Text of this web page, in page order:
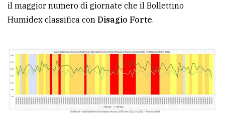
il maggior numero di giornate che il Bollettino
Humidex classifica con Disagio Forte.